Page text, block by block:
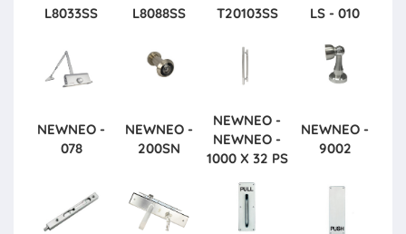
L8033SS
L8088SS
T20103SS
LS - 010
NEWNEO -
078
NEWNEO -
200SN
NEWNEO -
NEWNEO -
1000 X 32 PS
NEWNEO -
9002